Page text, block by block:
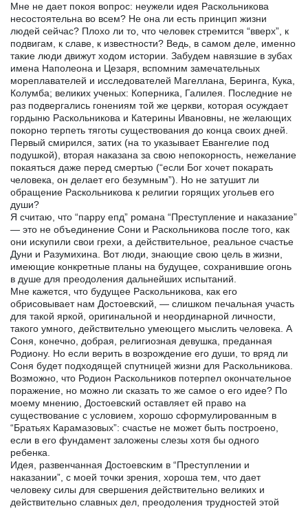
Мне не дает покоя вопрос: неужели идея Раскольникова
несостоятельна во всем? Не она ли есть принцип жизни
людей сейчас? Плохо ли то, что человек стремится “вверх”, к
подвигам, к славе, к известности? Ведь, в самом деле, именно
такие люди движут ходом истории. Забудем навязшие в зубах
имена Наполеона и Цезаря, вспомним замечательных
мореплавателей и исследователей Магеллана, Беринга, Кука,
Колумба; великих ученых: Коперника, Галилея. Последние не
раз подвергались гонениям той же церкви, которая осуждает
гордыню Раскольникова и Катерины Ивановны, не желающих
покорно терпеть тяготы существования до конца своих дней.
Первый смирился, затих (на то указывает Евангелие под
подушкой), вторая наказана за свою непокорность, нежелание
покаяться даже перед смертью (“если Бог хочет покарать
человека, он делает его безумным”). Но не затушит ли
обращение Раскольникова к религии горящих угольев его
души?
Я считаю, что “парру епд” романа “Преступление и наказание”
— это не объединение Сони и Раскольникова после того, как
они искупили свои грехи, а действительное, реальное счастье
Дуни и Разумихина. Вот люди, знающие свою цель в жизни,
имеющие конкретные планы на будущее, сохранившие огонь
в душе для преодоления дальнейших испытаний.
Мне кажется, что будущее Раскольникова, как его
обрисовывает нам Достоевский, — слишком печальная участь
для такой яркой, оригинальной и неординарной личности,
такого умного, действительно умеющего мыслить человека. А
Соня, конечно, добрая, религиозная девушка, преданная
Родиону. Но если верить в возрождение его души, то вряд ли
Соня будет подходящей спутницей жизни для Раскольникова.
Возможно, что Родион Раскольников потерпел окончательное
поражение, но можно ли сказать то же самое о его идее? По
моему мнению, Достоевский оставляет ей право на
существование с условием, хорошо сформулированным в
“Братьях Карамазовых”: счастье не может быть построено,
если в его фундамент заложены слезы хотя бы одного
ребенка.
Идея, развенчанная Достоевским в “Преступлении и
наказании”, с моей точки зрения, хороша тем, что дает
человеку силы для свершения действительно великих и
действительно славных дел, преодоления трудностей этой